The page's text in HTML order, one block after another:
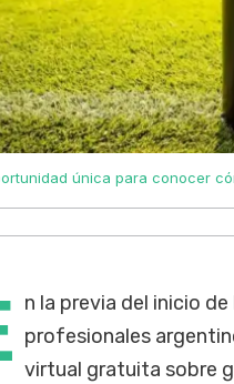
única para conocer
n la previa del inicio de
profesionales
virtual gratuita sobre